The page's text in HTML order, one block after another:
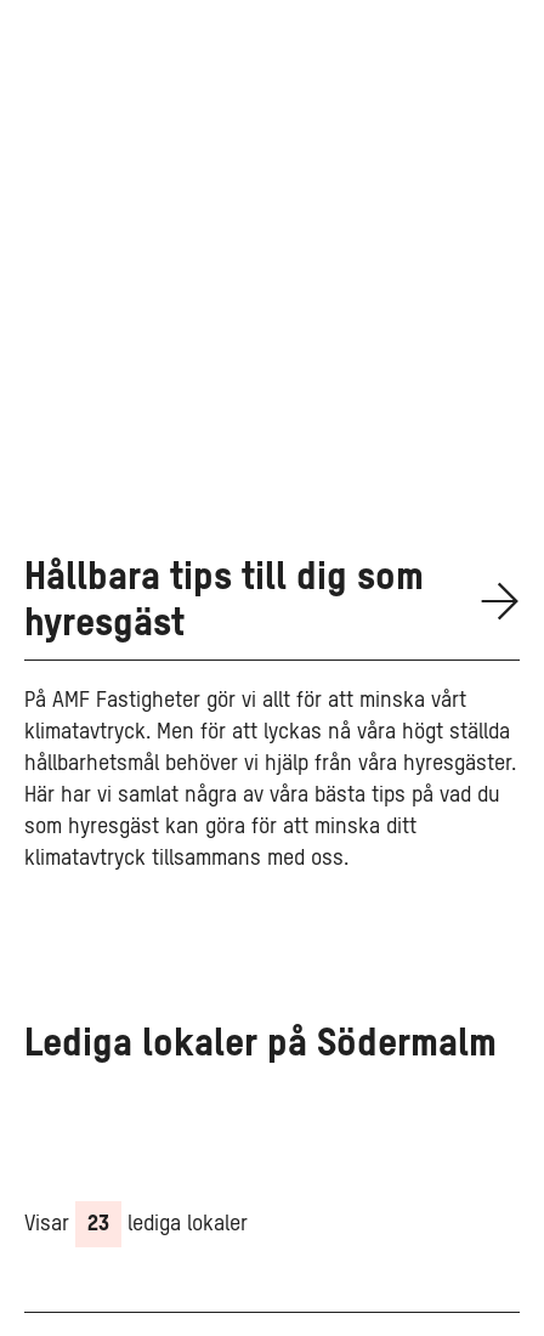
Hållbara tips till dig som
hyresgäst
På AMF Fastigheter gör vi allt för att minska vårt
klimatavtryck. Men för att lyckas nå våra högt ställda
hållbarhetsmål behöver vi hjälp från våra hyresgäster.
Här har vi samlat några av våra bästa tips på vad du
som hyresgäst kan göra för att minska ditt
klimatavtryck tillsammans med oss.
Lediga lokaler på Södermalm
Visar 23 lediga lokaler